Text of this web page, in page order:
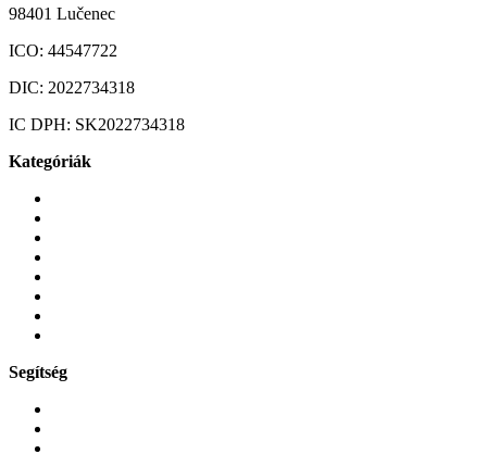
98401 Lučenec
ICO: 44547722
DIC: 2022734318
IC DPH: SK2022734318
Kategóriák
Segítség